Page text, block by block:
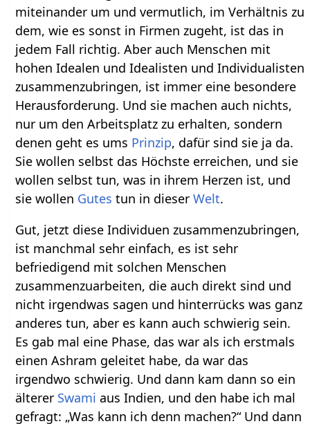
miteinander um und vermutlich, im Verhältnis zu
dem, wie es sonst in Firmen zugeht, ist das in
jedem Fall richtig. Aber auch Menschen mit
hohen Idealen und Idealisten und Individualisten
zusammenzubringen, ist immer eine besondere
Herausforderung. Und sie machen auch nichts,
nur um den Arbeitsplatz zu erhalten, sondern
denen geht es ums Prinzip, dafür sind sie ja da.
Sie wollen selbst das Höchste erreichen, und sie
wollen selbst tun, was in ihrem Herzen ist, und
sie wollen Gutes tun in dieserWelt.
Gut, jetzt diese Individuen zusammenzubringen,
ist manchmal sehr einfach, es ist sehr
befriedigend mit solchen Menschen
zusammenzuarbeiten, die auch direkt sind und
nicht irgendwas sagen und hinterrücks was ganz
anderes tun, aber es kann auch schwierig sein.
Es gab mal eine Phase, das war als ich erstmals
einen Ashram geleitet habe, da war das
irgendwo schwierig. Und dann kam dann so ein
älterer Swami aus Indien, und den habe ich mal
gefragt: „Was kann ich denn machen?“ Und dann